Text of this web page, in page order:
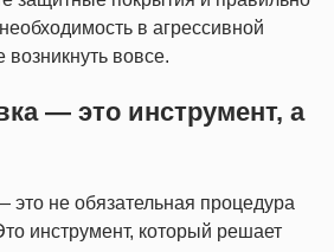
в агрессивной
вовсе.
— это инструмент, а
это не обязательная процедура
инструмент, который решает